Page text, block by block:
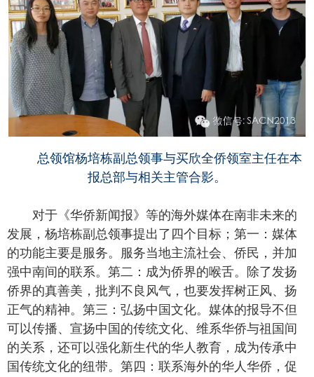
总领馆杨培栋副总领事与买欣全侨领室主任在本
报总部与相关主管合影。
对于《华侨新闻报》等的海外媒体在南非未来的
发展，杨培栋副总领事提出了四个目标；第一：媒体
的功能主要是服务。服务当地主流社会、侨民，并加
强中南间的联系。第二：成为侨界的喉舌。除了发扬
侨界的真善美，批判不良风气，也要发挥树正风、扬
正气的精神。第三：弘扬中国文化。媒体的报导不但
可以传播、宣扬中国的传统文化、维系华侨与祖国间
的关系，还可以强化新生代的华人教育，成为传承中
国传统文化的纽带。第四：联系海外的华人华侨，促